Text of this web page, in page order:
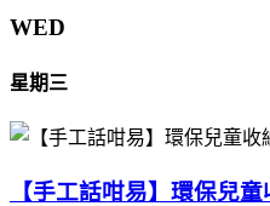
WED
星期三
【手工話咁易】環保兒